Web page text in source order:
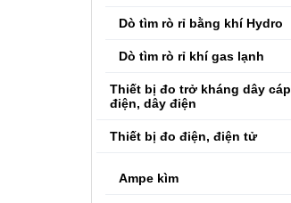
Dò tìm rò rỉ bằng khí Hydro
Dò tìm rò rỉ khí gas lạnh
Thiết bị đo trở kháng dây cáp
điện, dây điện
Thiết bị đo điện, điện tử
Ampe kìm